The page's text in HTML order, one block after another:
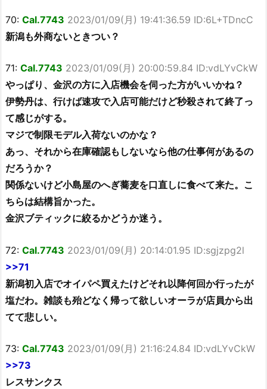
70: Cal.7743 2023/01/09(月) 19:41:36.59 ID:6L+TDncC
新潟も外商ないときつい？
71: Cal.7743 2023/01/09(月) 20:00:59.84 ID:vdLYvCkW
やっぱり、金沢の方に入店機会を伺った方がいいかね？
伊勢丹は、行けば速攻で入店可能だけど秒殺されて終了っ
て感じがする。
マジで制限モデル入荷ないのかな？
あっ、それから在庫確認もしないなら他の仕事何があるの
だろうか？
関係ないけど小島屋のへぎ蕎麦を口直しに食べて来た。こ
ちらは結構旨かった。
金沢ブティックに絞るかどうか迷う。
72: Cal.7743 2023/01/09(月) 20:14:01.95 ID:sgjzpg2l
>>71
新潟初入店でオイパペ買えたけどそれ以降何回か行ったが
塩だわ。雑談も殆どなく帰って欲しいオーラが店員から出
てて悲しい。
73: Cal.7743 2023/01/09(月) 21:16:24.84 ID:vdLYvCkW
>>73
レスサンクス